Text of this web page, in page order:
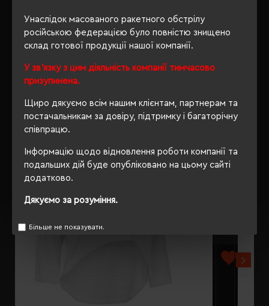
Унаслідок масованого ракетного обстрілу
російською федерацією було повністю знищено
склад готової продукції нашої компанії.
У зв'язку з цим діяльність компанії тимчасово
призупинена.
Щиро дякуємо всім нашим клієнтам, партнерам та
постачальникам за довіру, підтримку і багаторічну
співпрацю.
Інформацію щодо відновлення роботи компанії та
подальших дій буде опубліковано на цьому сайті
додатково.
Дякуємо за розуміння.
Більше не показувати.
ВІДГУКИ
РЕКОМЕНДУЄМО